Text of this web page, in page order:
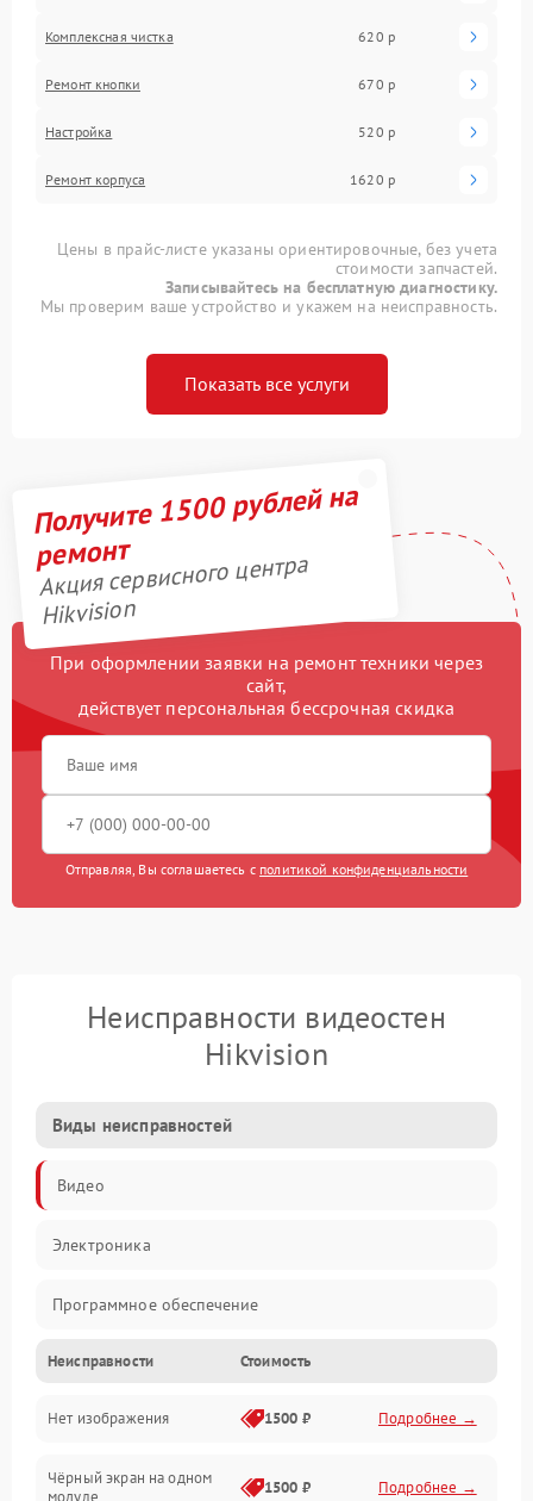
Комплексная чистка 620 р
Ремонт кнопки 670 р
Настройка 520 р
Ремонт корпуса 1620 р
Цены в прайс-листе указаны ориентировочные, без учета
стоимости запчастей.
Записывайтесь на бесплатную диагностику.
Мы проверим ваше устройство и укажем на неисправность.
Показать все услуги
Получите 1500 рублей на
ремонт
Акция сервисного центра
Hikvision
При оформлении заявки на ремонт техники через
сайт,
действует персональная бессрочная скидка
Отправляя, Вы соглашаетесь с политикой конфиденциальности
Неисправности видеостен
Hikvision
Виды неисправностей
Видео
Электроника
Программное обеспечение
Калибровка
Электропитание
Аппаратная
Неисправности Стоимость
Нет изображения 1500 ₽ Подробнее →
Чёрный экран на одном
модуле
1500 ₽ Подробнее →